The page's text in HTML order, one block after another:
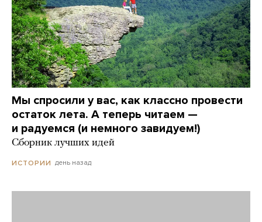
Мы спросили у вас, как классно провести
остаток лета. А теперь читаем —
и радуемся (и немного завидуем!)
Сборник лучших идей
ИСТОРИИ день назад